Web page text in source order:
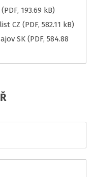
(PDF, 193.69 kB)
CZ (PDF, 582.11 kB)
SK (PDF, 584.88